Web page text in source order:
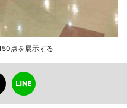
点を展示する